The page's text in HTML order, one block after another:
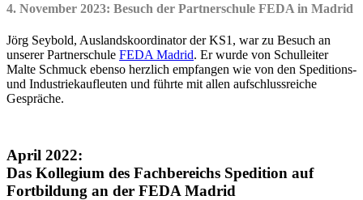
4. November 2023: Besuch der Partnerschule FEDA in Madrid
Jörg Seybold, Auslandskoordinator der KS1, war zu Besuch an
unserer Partnerschule FEDA Madrid. Er wurde von Schulleiter
Malte Schmuck ebenso herzlich empfangen wie von den Speditions-
und Industriekaufleuten und führte mit allen aufschlussreiche
Gespräche.
April 2022:
Das Kollegium des Fachbereichs Spedition auf
Fortbildung an der FEDA Madrid